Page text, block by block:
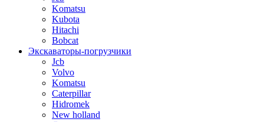
Komatsu
Kubota
Hitachi
Bobcat
Экскаваторы-погрузчики
Jcb
Volvo
Komatsu
Caterpillar
Hidromek
New holland